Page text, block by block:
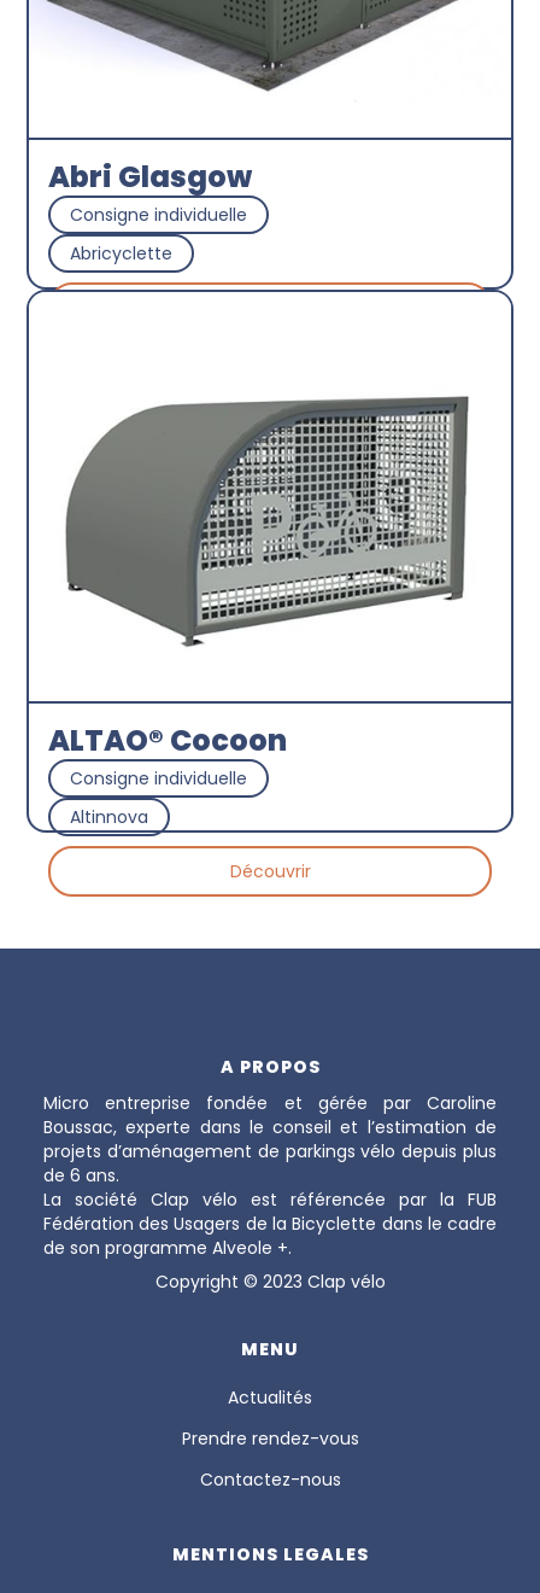
Abri Glasgow
Consigne individuelle
Abricyclette
ALTAO® Cocoon
Consigne individuelle
Altinnova
Découvrir
A PROPOS
Micro entreprise fondée et gérée par Caroline
Boussac, experte dans le conseil et l’estimation de
projets d’aménagement de parkings vélo depuis plus
de 6 ans.
La société Clap vélo est référencée par la FUB
Fédération des Usagers de la Bicyclette dans le cadre
de son programme Alveole +.
Copyright © 2023 Clap vélo
MENU
Actualités
Prendre rendez-vous
Contactez-nous
MENTIONS LEGALES